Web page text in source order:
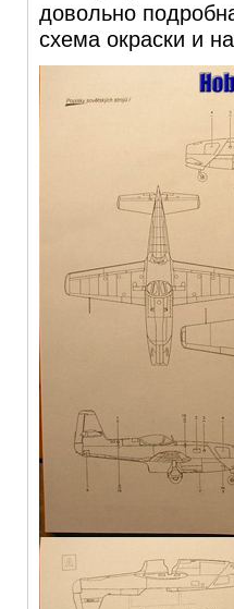
довольно
схема окраски и